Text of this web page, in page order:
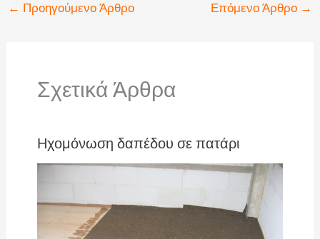
← Προηγούμενο Άρθρο Επόμενο Άρθρο →
Σχετικά Άρθρα
Ηχομόνωση δαπέδου σε πατάρι